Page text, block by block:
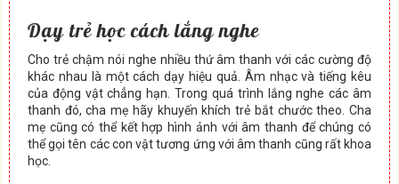
Dạy trẻ học cách lắng nghe
Cho trẻ chậm nói nghe nhiều thứ âm thanh với các cường độ
khác nhau là một cách dạy hiệu quả. Âm nhạc và tiếng kêu
của động vật chẳng hạn. Trong quá trình lắng nghe các âm
thanh đó, cha mẹ hãy khuyến khích trẻ bắt chước theo. Cha
mẹ cũng có thể kết hợp hình ảnh với âm thanh để chúng có
thể gọi tên các con vật tương ứng với âm thanh cũng rất khoa
học.